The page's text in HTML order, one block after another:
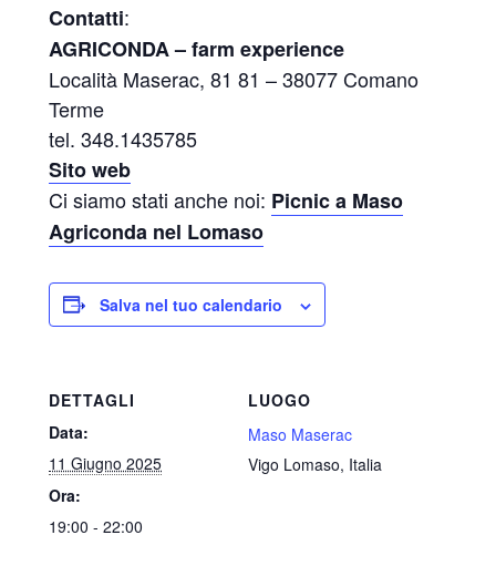
Contatti:
AGRICONDA – farm experience
Località Maserac, 81 81 – 38077 Comano
Terme
tel. 348.1435785
Sito web
Ci siamo stati anche noi: Picnic a Maso
Agriconda nel Lomaso
Salva nel tuo calendario
DETTAGLI
Data:
11 Giugno 2025
Ora:
19:00 - 22:00
LUOGO
Maso Maserac
Vigo Lomaso, Italia